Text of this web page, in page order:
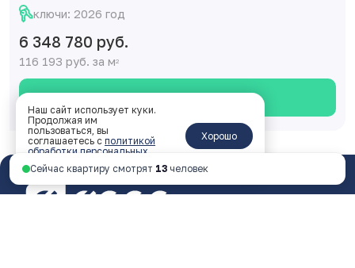
ключи: 2026 год
6 348 780 руб.
116 193 руб. за м2
Смотреть планировку
Сейчас квартиру смотрят 13 человек
Наш сайт использует куки.
Продолжая им
пользоваться, вы
соглашаетесь с политикой
обработки персональных
данных
Хорошо